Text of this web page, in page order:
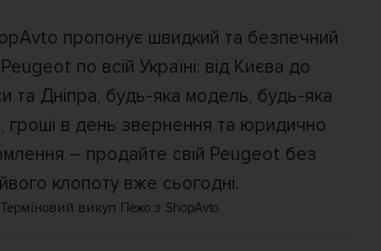
Терміновий викуп Пежо з ShopAvto